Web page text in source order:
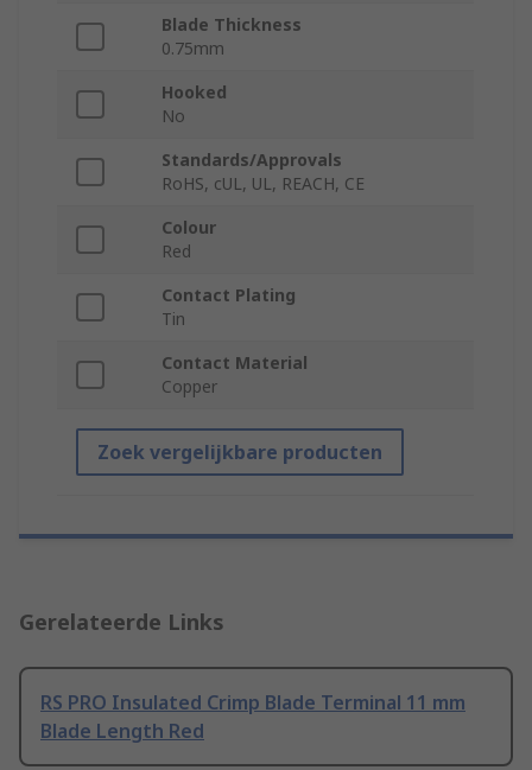
Blade Thickness
0.75mm
Hooked
No
Standards/Approvals
RoHS, cUL, UL, REACH, CE
Colour
Red
Contact Plating
Tin
Contact Material
Copper
Zoek vergelijkbare producten
Gerelateerde Links
RS PRO Insulated Crimp Blade Terminal 11 mm
Blade Length Red